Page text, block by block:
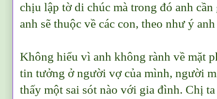
chịu lập tờ di chúc mà trong đó anh
anh sẽ thuộc về các con, theo như ý
Không hiểu vì anh không rành về mặt
tin tưởng ở người vợ của mình, người
thấy một sai sót nào với gia đình. Chị